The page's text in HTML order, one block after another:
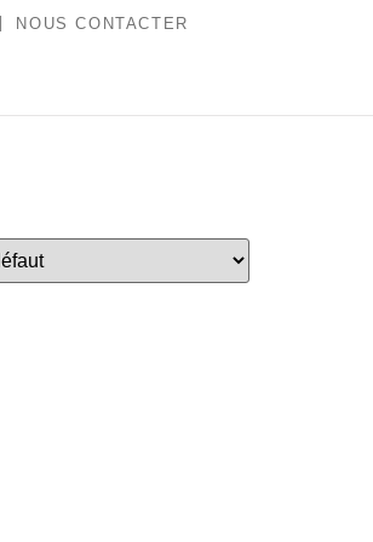
NOUS CONTACTER